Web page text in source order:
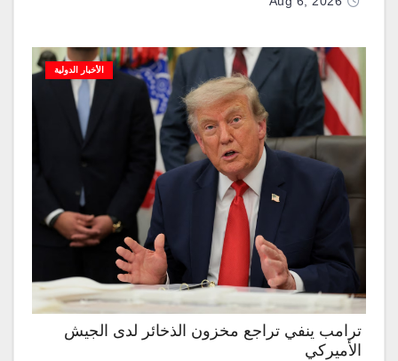
الأخبار الدولية
ترامب ينفي تراجع مخزون الذخائر لدى الجيش
الأميركي